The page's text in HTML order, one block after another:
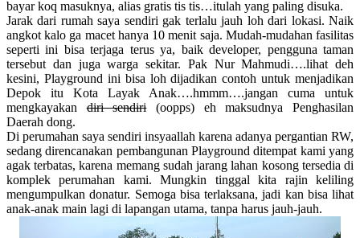
bayar koq masuknya, alias gratis tis tis…itulah yang paling disuka.
Jarak dari rumah saya sendiri gak terlalu jauh loh dari lokasi. Naik
angkot kalo ga macet hanya 10 menit saja. Mudah-mudahan fasilitas
seperti ini bisa terjaga terus ya, baik developer, pengguna taman
tersebut dan juga warga sekitar. Pak Nur Mahmudi….lihat deh
kesini, Playground ini bisa loh dijadikan contoh untuk menjadikan
Depok itu Kota Layak Anak….hmmm….jangan cuma untuk
mengkayakandiri sendiri(oopps) eh maksudnya Penghasilan
Daerah dong.
Di perumahan saya sendiri insyaallah karena adanya pergantian RW,
sedang direncanakan pembangunan Playground ditempat kami yang
agak terbatas, karena memang sudah jarang lahan kosong tersedia di
komplek perumahan kami. Mungkin tinggal kita rajin keliling
mengumpulkan donatur. Semoga bisa terlaksana, jadi kan bisa lihat
anak-anak main lagi di lapangan utama, tanpa harus jauh-jauh.